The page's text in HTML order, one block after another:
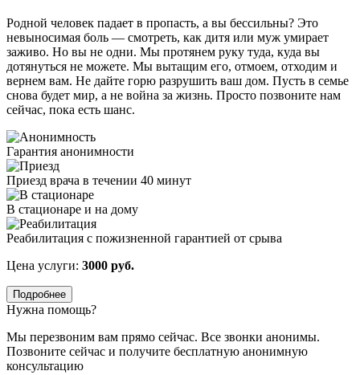
Родной человек падает в пропасть, а вы бессильны? Это
невыносимая боль — смотреть, как дитя или муж умирает
заживо. Но вы не одни. Мы протянем руку туда, куда вы
дотянуться не можете. Мы вытащим его, отмоем, отходим и
вернем вам. Не дайте горю разрушить ваш дом. Пусть в семье
снова будет мир, а не война за жизнь. Просто позвоните нам
сейчас, пока есть шанс.
Гарантия анонимности
Приезд врача в течении 40 минут
В стационаре и на дому
Реабилитация с пожизненной гарантией от срыва
Цена услуги: 3000 руб.
Подробнее
Нужна помощь?
Мы перезвоним вам прямо сейчас. Все звонки анонимы.
Позвоните сейчас и получите бесплатную анонимную
консультацию